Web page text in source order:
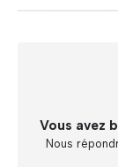
Vous avez
Nous